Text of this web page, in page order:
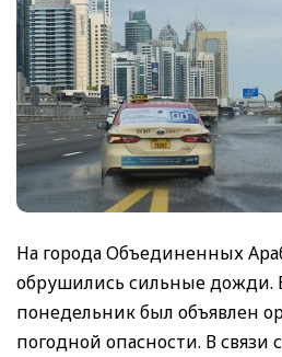
На города Объединенных
обрушились сильные дожди.
понедельник был объявлен
погодной опасности. В